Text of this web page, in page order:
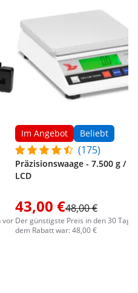
vor
Im Angebot Beliebt
(175)
Präzisionswaage - 7.500 g /
LCD
43,00 €48,00 €
Der günstigste Preis in den 30
dem Rabatt war: 48,00 €